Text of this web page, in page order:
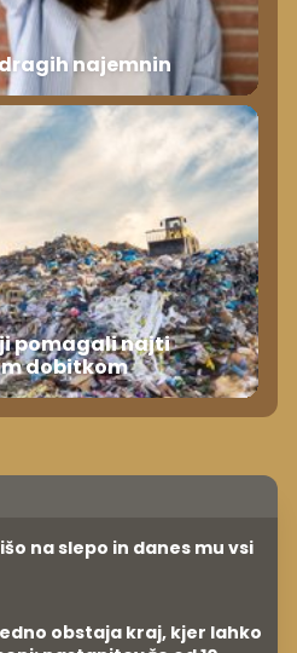
najemnin
pomagali najti
dobitkom
na slepo in danes mu vsi
obstaja kraj, kjer lahko